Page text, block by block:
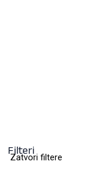
Filteri
Zatvori filtere